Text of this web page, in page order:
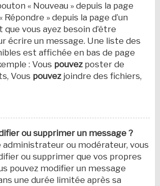
« Nouveau » depuis la page
Répondre » depuis la page d’un
que vous ayez besoin d’être
écrire un message. Une liste des
est affichée en bas de page
: Vous pouvezposter de
Vous pouvezjoindre des fichiers,
ou supprimer un message ?
administrateur ou modérateur, vous
ou supprimer que vos propres
pouvez modifier un message
une durée limitée après sa